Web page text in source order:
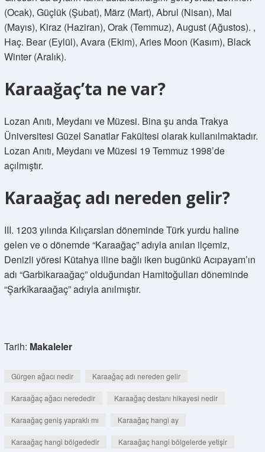
(Ocak), Güçlük (Şubat), März (Mart), Abrul (Nisan), Mai
(Mayıs), Kiraz (Haziran), Orak (Temmuz), August (Ağustos). ,
Haç. Bear (Eylül), Avara (Ekim), Aries Moon (Kasım), Black
Winter (Aralık).
Karaağaç’ta ne var?
Lozan Anıtı, Meydanı ve Müzesi. Bina şu anda Trakya
Üniversitesi Güzel Sanatlar Fakültesi olarak kullanılmaktadır.
Lozan Anıtı, Meydanı ve Müzesi 19 Temmuz 1998’de
açılmıştır.
Karaağaç adı nereden gelir?
III. 1203 yılında Kılıçarslan döneminde Türk yurdu haline
gelen ve o dönemde “Karaağaç” adıyla anılan ilçemiz,
Denizli yöresi Kütahya iline bağlı iken bugünkü Acıpayam’ın
adı “Garbikaraağaç” olduğundan Hamitoğulları döneminde
“Şarkîkaraağaç” adıyla anılmıştır.
Tarih: Makaleler
Gürgen ağacı nedir Karaağaç adı nereden gelir
Karaağaç ağacı nerededir Karaağaç destanı hikayesi nedir
Karaağaç geniş yapraklı mı Karaağaç hangi ay
Karaağaç hangi bölgededir Karaağaç hangi bölgelerde yetişir